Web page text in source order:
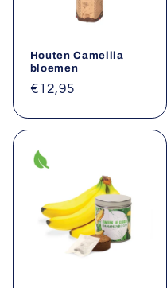
Houten Camellia
bloemen
Normale
€12,95